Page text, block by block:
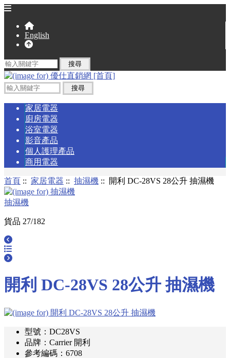
English
家居電器
廚房電器
浴室電器
影音產品
個人護理產品
商用電器
首頁 :: 家居電器 :: 抽濕機 :: 開利 DC-28VS 28公升 抽濕機
抽濕機
貨品 27/182
開利 DC-28VS 28公升 抽濕機
型號：DC28VS
品牌：Carrier 開利
參考編碼：6708